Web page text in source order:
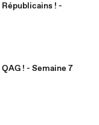
! -
! - Semaine 7